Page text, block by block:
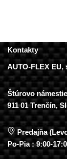
Kontakty
AUTO-FLEX EU,
Štúrovo
911 01 Trenčín,
Predajňa
Po-Pia : 9:00-